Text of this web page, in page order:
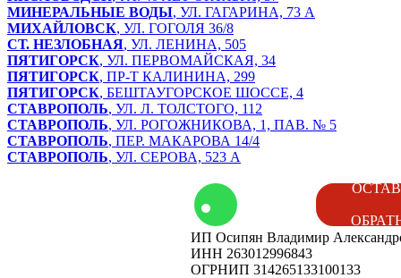
МИНЕРАЛЬНЫЕ ВОДЫ, УЛ. ГАГАРИНА, 73 А
МИХАЙЛОВСК, УЛ. ГОГОЛЯ 36/8
СТ. НЕЗЛОБНАЯ, УЛ. ЛЕНИНА, 505
ПЯТИГОРСК, УЛ. ПЕРВОМАЙСКАЯ, 34
ПЯТИГОРСК, ПР-Т КАЛИНИНА, 299
ПЯТИГОРСК, БЕШТАУГОРСКОЕ ШОССЕ, 4
СТАВРОПОЛЬ, УЛ. Л. ТОЛСТОГО, 112
СТАВРОПОЛЬ, УЛ. РОГОЖНИКОВА, 1, ПАВ. № 5
СТАВРОПОЛЬ, ПЕР. МАКАРОВА 14/4
СТАВРОПОЛЬ, УЛ. СЕРОВА, 523 А
ИП Осипян Владимир
ИНН 263012996843
ОГРНИП 314265133100133